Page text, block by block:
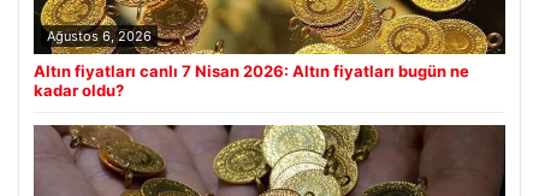
Ağustos 6, 2026
Altın fiyatları canlı 7 Nisan 2026: Altın fiyatları bugün ne
kadar oldu?